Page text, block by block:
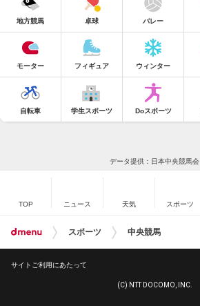
地方競馬 卓球 バレー
モーター フィギュア ウィンター
自転車 学生スポーツ Doスポーツ
データ提供：日本中央競馬会
TOP ニュース 天気 スポーツ
スポーツ 中央競馬
サイトご利用にあたって
(C) NTT DOCOMO, INC.